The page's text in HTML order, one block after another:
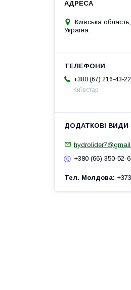
Київська
Україна
+380 (67) 216-43-22
Київстар
+380 (66) 350-52-
Тел. Молдова